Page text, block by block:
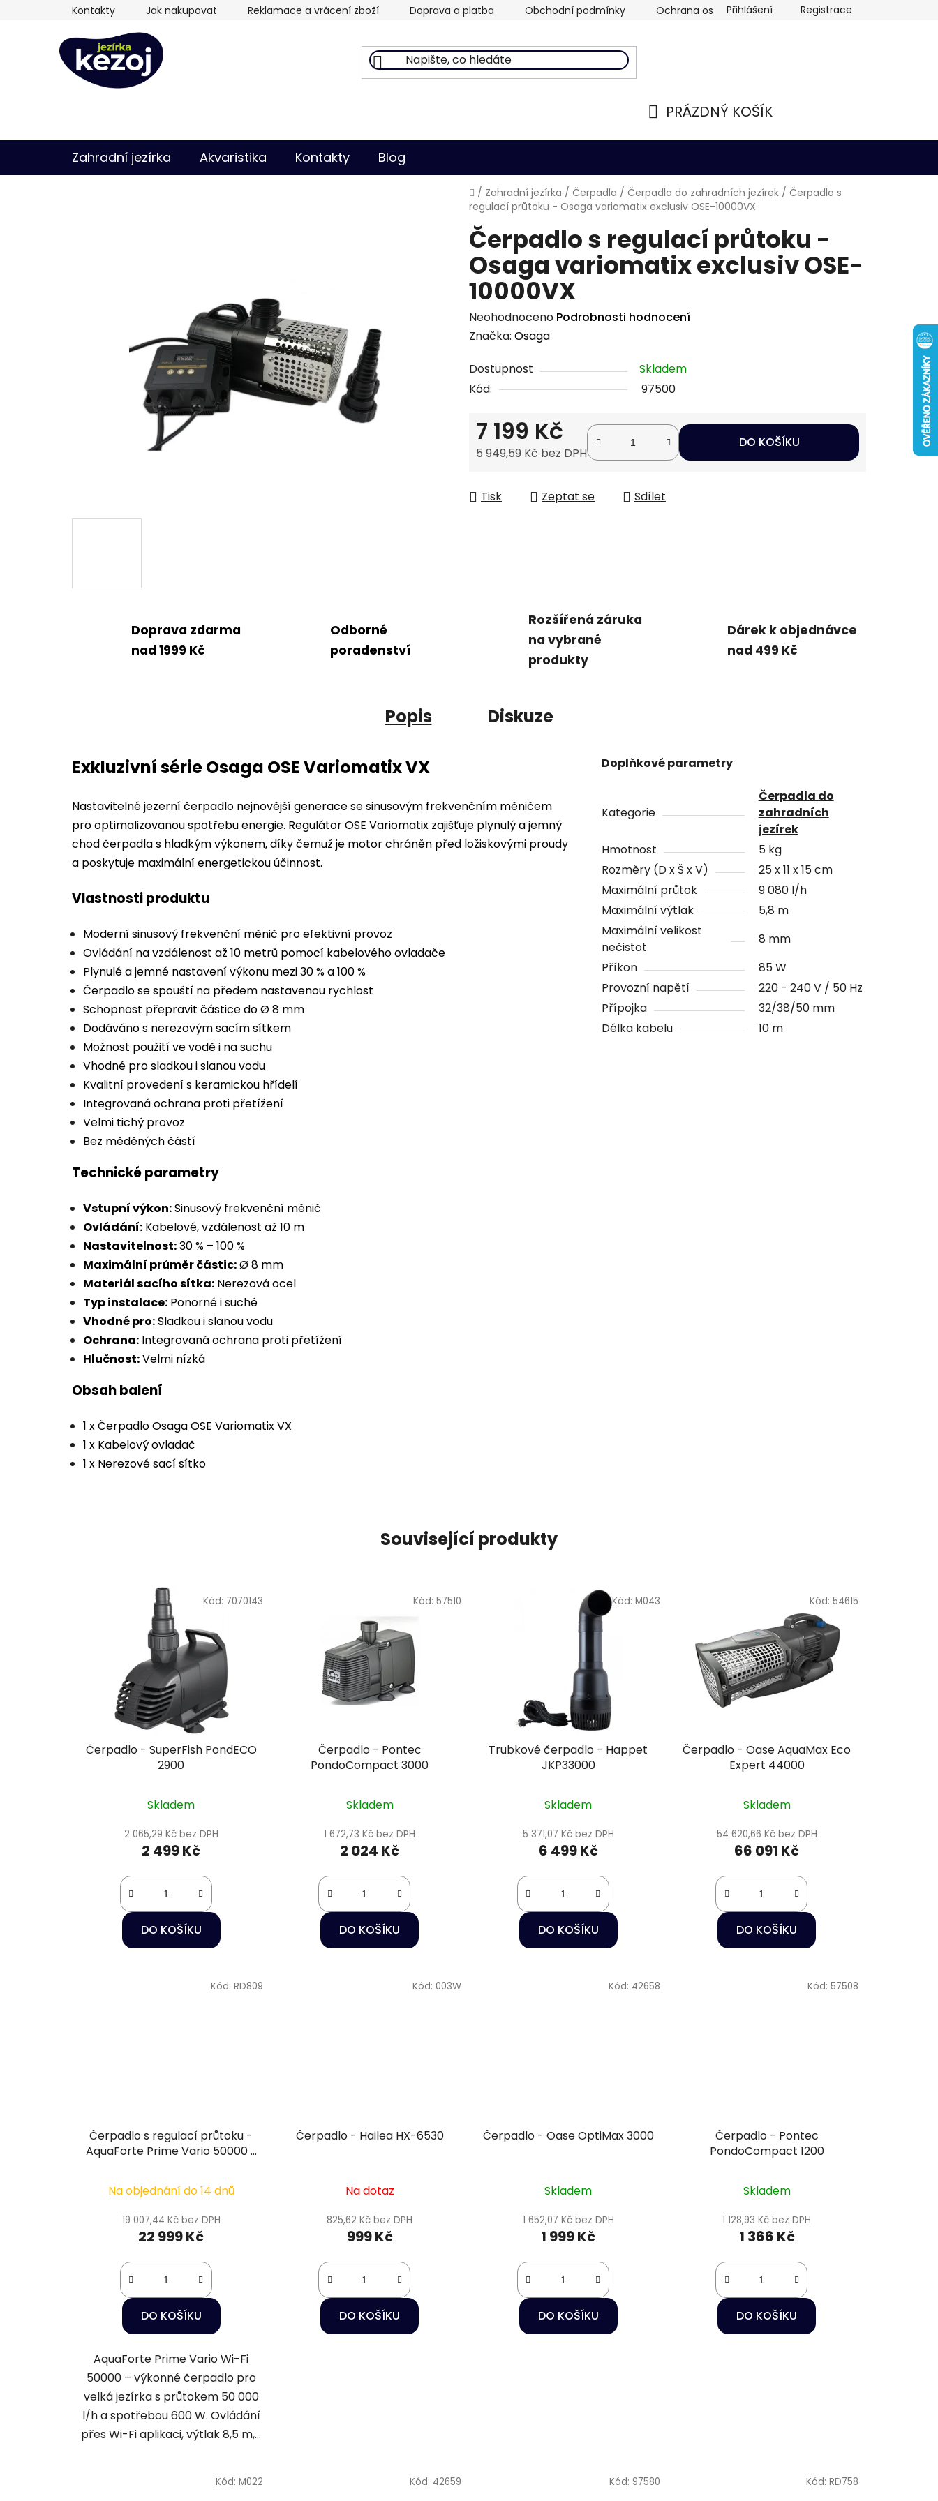
Kontakty Jak nakupovat Reklamace a vrácení zboží Doprava a platba Obchodní podmínky Ochrana osobních údajů
Přihlášení Registrace
PRÁZDNÝ KOŠÍK
Zahradní jezírka Akvaristika Kontakty Blog
Domů
/ Zahradní jezírka / Čerpadla / Čerpadla do zahradních jezírek / Čerpadlo s
regulací průtoku - Osaga variomatix exclusiv OSE-10000VX
Čerpadlo s regulací průtoku -
Osaga variomatix exclusiv OSE-
10000VX
Průměrné
hodnocení
je
0,0
hvězdiček.
Neohodnoceno Podrobnosti hodnocení
Značka: Osaga
Dostupnost
Skladem
Kód:
97500
7 199 Kč
5 949,59 Kč bez DPH
DO KOŠÍKU
Tisk Zeptat se Sdílet
Doprava zdarma
nad 1999 Kč
Odborné
poradenství
Rozšířená záruka
na vybrané
produkty
Dárek k objednávce
nad 499 Kč
Popis Diskuze
Exkluzivní série Osaga OSE Variomatix VX
Nastavitelné jezerní čerpadlo nejnovější generace se sinusovým frekvenčním měničem
pro optimalizovanou spotřebu energie. Regulátor OSE Variomatix zajišťuje plynulý a jemný
chod čerpadla s hladkým výkonem, díky čemuž je motor chráněn před ložiskovými proudy
a poskytuje maximální energetickou účinnost.
Vlastnosti produktu
Moderní sinusový frekvenční měnič pro efektivní provoz
Ovládání na vzdálenost až 10 metrů pomocí kabelového ovladače
Plynulé a jemné nastavení výkonu mezi 30 % a 100 %
Čerpadlo se spouští na předem nastavenou rychlost
Schopnost přepravit částice do Ø 8 mm
Dodáváno s nerezovým sacím sítkem
Možnost použití ve vodě i na suchu
Vhodné pro sladkou i slanou vodu
Kvalitní provedení s keramickou hřídelí
Integrovaná ochrana proti přetížení
Velmi tichý provoz
Bez měděných částí
Technické parametry
Vstupní výkon:Sinusový frekvenční měnič
Ovládání: Kabelové, vzdálenost až 10 m
Nastavitelnost:30 % – 100 %
Maximální průměr částic:Ø 8 mm
Materiál sacího sítka: Nerezová ocel
Typ instalace: Ponorné i suché
Vhodné pro:Sladkou i slanou vodu
Ochrana: Integrovaná ochrana proti přetížení
Hlučnost:Velmi nízká
Obsah balení
1 x Čerpadlo Osaga OSE Variomatix VX
1 x Kabelový ovladač
1 x Nerezové sací sítko
Doplňkové parametry
Kategorie
Čerpadla do
zahradních
jezírek
Hmotnost
5 kg
Rozměry (D x Š x V)
25 x 11 x 15 cm
Maximální průtok
9 080 l/h
Maximální výtlak
5,8 m
Maximální velikost
nečistot
8 mm
Příkon
85 W
Provozní napětí
220 - 240 V / 50 Hz
Přípojka
32/38/50 mm
Délka kabelu
10 m
Související produkty
Čerpadlo - SuperFish PondECO
2900
Skladem
2 065,29 Kč bez DPH
2 499 Kč
DO KOŠÍKU
Kód: 7070143
Čerpadlo - Pontec
PondoCompact 3000
Skladem
1 672,73 Kč bez DPH
2 024 Kč
DO KOŠÍKU
Kód: 57510
Trubkové čerpadlo - Happet
JKP33000
Skladem
5 371,07 Kč bez DPH
6 499 Kč
DO KOŠÍKU
Kód: M043
Čerpadlo - Oase AquaMax Eco
Expert 44000
Skladem
54 620,66 Kč bez DPH
66 091 Kč
DO KOŠÍKU
Kód: 54615
Čerpadlo s regulací průtoku -
AquaForte Prime Vario 50000 s
Na objednání do 14 dnů
19 007,44 Kč bez DPH
22 999 Kč
DO KOŠÍKU
AquaForte Prime Vario Wi-Fi
50000 – výkonné čerpadlo pro
velká jezírka s průtokem 50 000
l/h a spotřebou 600 W. Ovládání
přes Wi-Fi aplikaci, výtlak 8,5 m,...
Kód: RD809
Čerpadlo - Hailea HX-6530
Na dotaz
825,62 Kč bez DPH
999 Kč
DO KOŠÍKU
Kód: 003W
Čerpadlo - Oase OptiMax 3000
Skladem
1 652,07 Kč bez DPH
1 999 Kč
DO KOŠÍKU
Kód: 42658
Čerpadlo - Pontec
PondoCompact 1200
Skladem
1 128,93 Kč bez DPH
1 366 Kč
DO KOŠÍKU
Kód: 57508
Kód: M022 Kód: 42659 Kód: 97580 Kód: RD758